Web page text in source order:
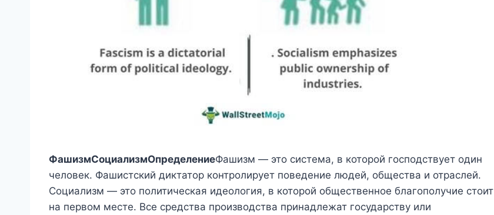
ФашизмСоциализмОпределениеФашизм — это система, в которой господствует один
человек. Фашистский диктатор контролирует поведение людей, общества и отраслей.
Социализм — это политическая идеология, в которой общественное благополучие стоит
на первом месте. Все средства производства принадлежат государству или